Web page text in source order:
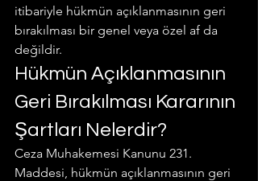
itibariyle hükmün açıklanmasının geri
bırakılması bir genel veya özel af da
değildir.
Hükmün Açıklanmasının
Geri Bırakılması Kararının
Şartları Nelerdir?
Ceza Muhakemesi Kanunu 231.
Maddesi, hükmün açıklanmasının geri